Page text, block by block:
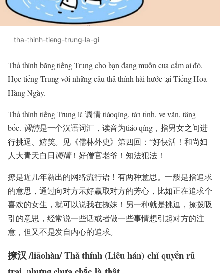
tha-thinh-tieng-trung-la-gi
Thả thính bằng tiếng Trung cho bạn đang muốn cưa cẩm ai đó.
Học tiếng Trung với những câu thả thính hài hước tại Tiếng Hoa
Hàng Ngày.
Thả thính tiếng Trung là 调情 tiáoqíng, tán tỉnh, ve vãn, tâng
bốc. 调情是一个汉语词汇，读音为tiáo qíng，指男女之间进
行挑逗、嬉笑。见《儒林外史》第四回：“好快活！和尚妇
人大青天白日调情！好僧官老爷！知法犯法！
撩是近几年新出的网络流行语！有两种意思。一般是指追求
的意思，通过向对方示好赢取对方的芳心，比如正在追求个
喜欢的女生，就可以说我在撩妹！另一种就是挑逗，撩拨吸
引的意思，经常说一些话或者做一些事情想引起对方的注
意，但又不是发自内心的追求。
撩汉 /liāohàn/ Thả thính (Liêu hán) chỉ quyến rũ